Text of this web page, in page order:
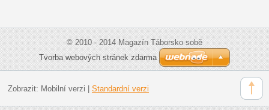
© 2010 - 2014 Magazín Táborsko sobě
Tvorba webových stránek zdarma
Zobrazit: Mobilní verzi Standardní verzi